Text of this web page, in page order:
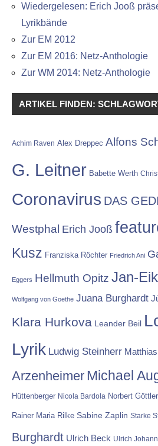
Wiedergelesen: Erich Jooß
Lyrikbände
Zur EM 2012
Zur EM 2016: Netz-Anthologie
Zur WM 2014: Netz-Anthologie
ARTIKEL FINDEN:
Achim Raven Alex Dreppec Alfons
G. Leitner Babette Werth
Coronavirus DAS
Westphal Erich Jooß
Kusz Franziska Röchter Friedrich Ani
Eggers Hellmuth Opitz Jan-
Wolfgang von Goethe Juana Burghardt
Klara Hurkova Leander Beil
Lyrik Ludwig Steinherr
Arzenheimer Michael
Hüttenberger Nicola Bardola Norbert Göttler
Rainer Maria Rilke Sabine Zaplin Starke
Burghardt Ulrich Beck Ulrich